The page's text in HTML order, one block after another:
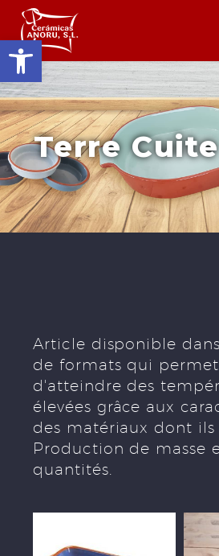
Ouvrir la barre d’outils
Terre Cuite
Article disponible
de formats qui
d'atteindre des
élevées grâce aux
des matériaux dont ils
Production de masse
quantités.